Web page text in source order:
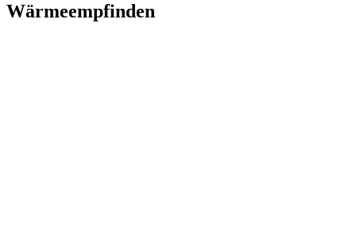
Wärmeempfinden